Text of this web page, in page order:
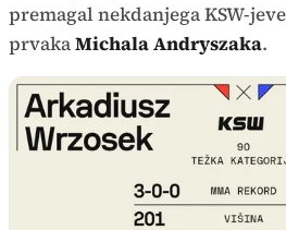
premagal nekdanjega KSW-
prvakaMichala Andryszaka.